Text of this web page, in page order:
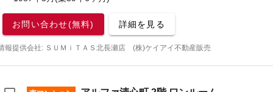
お問い合わせ(無料) 詳細を見る
報提供会社: ＳＵＭｉＴＡＳ北長瀬店 (株)ケイアイ不動産販売